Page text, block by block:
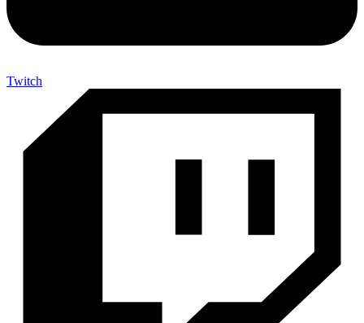
Twitch